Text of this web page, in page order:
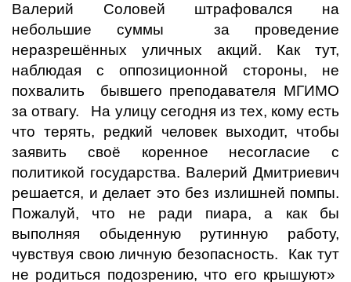
Валерий Соловей штрафовался на
небольшие суммы за проведение
неразрешённых уличных акций. Как тут,
наблюдая с оппозиционной стороны, не
похвалить бывшего преподавателя МГИМО
за отвагу. На улицу сегодня из тех, кому есть
что терять, редкий человек выходит, чтобы
заявить своё коренное несогласие с
политикой государства. Валерий Дмитриевич
решается, и делает это без излишней помпы.
Пожалуй, что не ради пиара, а как бы
выполняя обыденную рутинную работу,
чувствуя свою личную безопасность. Как тут
не родиться подозрению, что его крышуют»